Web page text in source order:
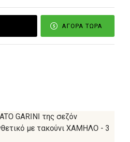
ΑΓΟΡΆ ΤΏΡΑ
GARINI της σεζόν
με τακούνι ΧΑΜΗΛΟ - 3